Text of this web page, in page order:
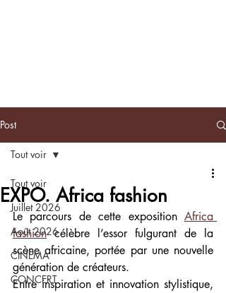
Post
Tout voir
Juillet 2026
Août 2026
CINEMA
CONCERT
Tout voir
EXPO. Africa fashion
Le parcours de cette exposition Africa
fashion célèbre l’essor fulgurant de la
scène africaine, portée par une nouvelle
génération de créateurs.
Entre inspiration et innovation stylistique,